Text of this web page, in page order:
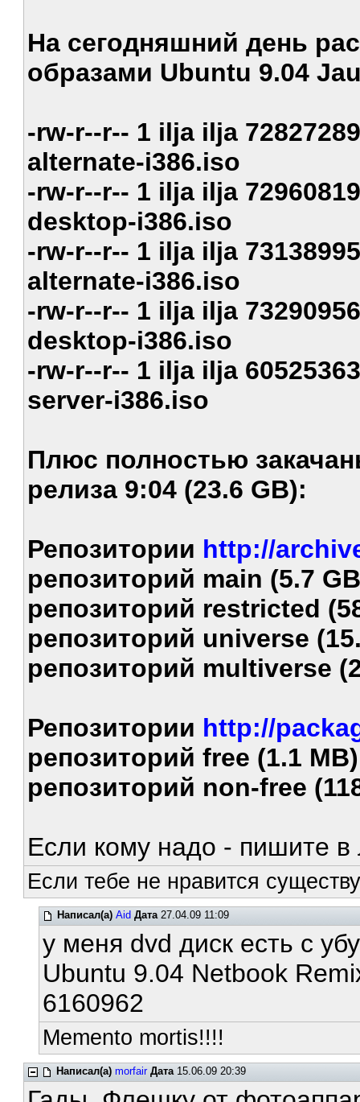
На сегодняшний день
образами Ubuntu 9.04
-rw-r--r-- 1 ilja ilja
alternate-i386.iso
-rw-r--r-- 1 ilja ilja
desktop-i386.iso
-rw-r--r-- 1 ilja ilja
alternate-i386.iso
-rw-r--r-- 1 ilja ilja
desktop-i386.iso
-rw-r--r-- 1 ilja ilja
server-i386.iso
Плюс полностью
релиза 9:04 (23.6 GB):
Репозитории http://
репозиторий main (5.7
репозиторий restricted
репозиторий universe
репозиторий multiverse
Репозитории http://
репозиторий free (1.1
репозиторий non-free
Если кому надо - пишите в
Если тебе не нравится
Написал(а) Aid Дата27.04.09 11:09
у меня dvd диск есть с
Ubuntu 9.04 Netbook
6160962
Memento mortis!!!!
Написал(а) morfair Дата15.06.09 20:39